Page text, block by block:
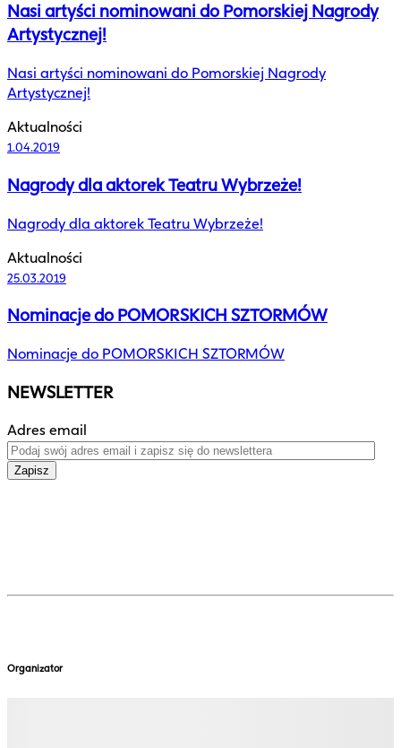
Nasi artyści nominowani do Pomorskiej Nagrody
Artystycznej!
Nasi artyści nominowani do Pomorskiej Nagrody
Artystycznej!
Aktualności
1.04.2019
Nagrody dla aktorek Teatru Wybrzeże!
Nagrody dla aktorek Teatru Wybrzeże!
Aktualności
25.03.2019
Nominacje do POMORSKICH SZTORMÓW
Nominacje do POMORSKICH SZTORMÓW
NEWSLETTER
Adres email
Zapisz
Organizator